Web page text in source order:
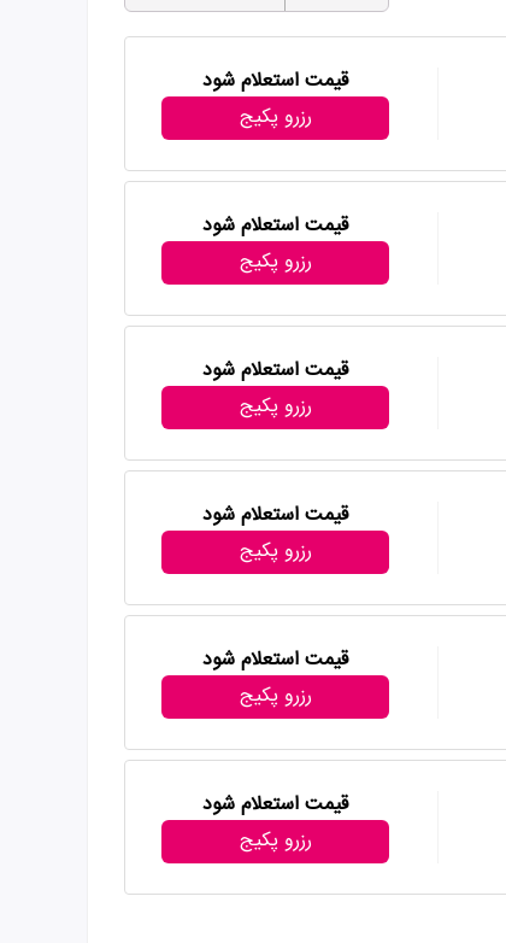
قیمت استعلام شود
رزرو پکیج
قیمت استعلام شود
رزرو پکیج
قیمت استعلام شود
رزرو پکیج
قیمت استعلام شود
رزرو پکیج
قیمت استعلام شود
رزرو پکیج
قیمت استعلام شود
رزرو پکیج